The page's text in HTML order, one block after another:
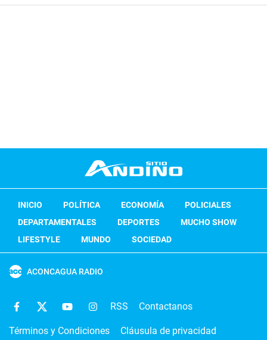
INICIO POLÍTICA ECONOMÍA
POLICIALES
DEPARTAMENTALES
DEPORTES
MUCHO SHOW
LIFESTYLE
MUNDO SOCIEDAD
ACONCAGUA RADIO
RSS Contactanos
Términos y Condiciones Cláusula de privacidad